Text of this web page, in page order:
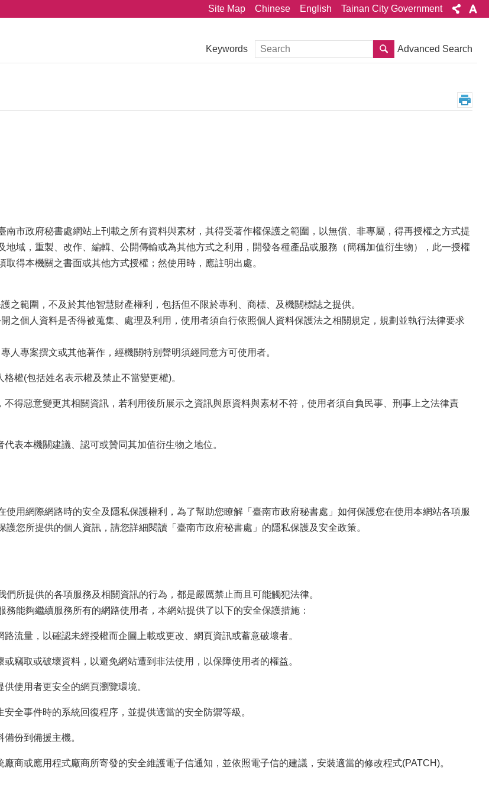
Site Map Chinese English Tainan City Government
Keywords SearchAdvanced Search
市政府秘書處網站上刊載之所有資料與素材，其得受著作權保護之範圍，以無償、非專屬，得再授權之方式提
地域，重製、改作、編輯、公開傳輸或為其他方式之利用，開發各種產品或服務（簡稱加值衍生物），此一授權
得本機關之書面或其他方式授權；然使用時，應註明出處。
之範圍，不及於其他智慧財產權利，包括但不限於專利、商標、及機關標誌之提供。
之個人資料是否得被蒐集、處理及利用，使用者須自行依照個人資料保護法之相關規定，規劃並執行法律要求
人專案撰文或其他著作，經機關特別聲明須經同意方可使用者。
權(包括姓名表示權及禁止不當變更權)。
得惡意變更其相關資訊，若利用後所展示之資訊與原資料與素材不符，使用者須自負民事、刑事上之法律責
表本機關建議、認可或贊同其加值衍生物之地位。
使用網際網路時的安全及隱私保護權利，為了幫助您瞭解「臺南市政府秘書處」如何保護您在使用本網站各項服
護您所提供的個人資訊，請您詳細閱讀「臺南市政府秘書處」的隱私保護及安全政策。
們所提供的各項服務及相關資訊的行為，都是嚴厲禁止而且可能觸犯法律。
務能夠繼續服務所有的網路使用者，本網站提供了以下的安全保護措施：
流量，以確認未經授權而企圖上載或更改、網頁資訊或蓄意破壞者。
竊取或破壞資料，以避免網站遭到非法使用，以保障使用者的權益。
使用者更安全的網頁瀏覽環境。
全事件時的系統回復程序，並提供適當的安全防禦等級。
份到備援主機。
商或應用程式廠商所寄發的安全維護電子信通知，並依照電子信的建議，安裝適當的修改程式(PATCH)。